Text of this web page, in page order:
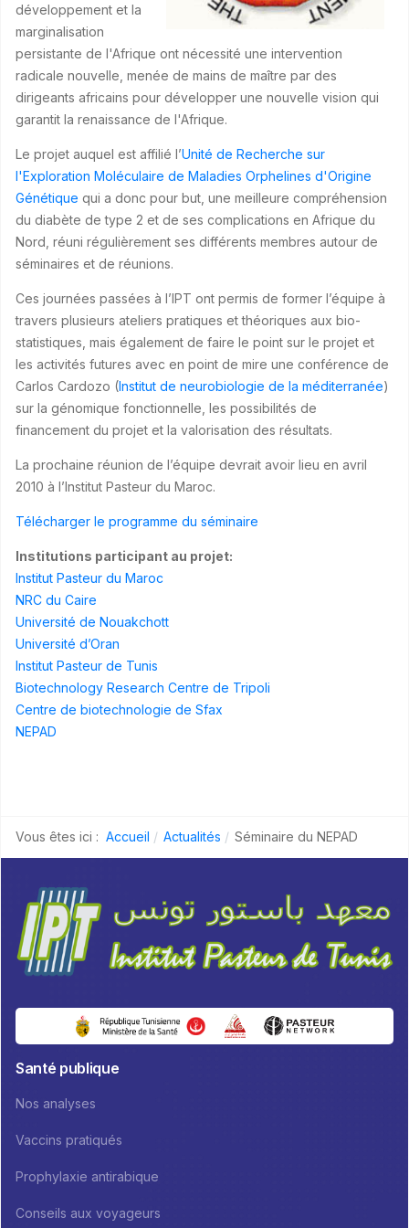
développement et la
marginalisation
persistante de l'Afrique ont nécessité une intervention
radicale nouvelle, menée de mains de maître par des
dirigeants africains pour développer une nouvelle vision qui
garantit la renaissance de l'Afrique.
Le projet auquel est affilié l’Unité de Recherche sur
l'Exploration Moléculaire de Maladies Orphelines d'Origine
Génétique qui a donc pour but, une meilleure compréhension
du diabète de type 2 et de ses complications en Afrique du
Nord, réuni régulièrement ses différents membres autour de
séminaires et de réunions.
Ces journées passées à l’IPT ont permis de former l’équipe à
travers plusieurs ateliers pratiques et théoriques aux bio-
statistiques, mais également de faire le point sur le projet et
les activités futures avec en point de mire une conférence de
Carlos Cardozo (Institut de neurobiologie de la méditerranée)
sur la génomique fonctionnelle, les possibilités de
financement du projet et la valorisation des résultats.
La prochaine réunion de l’équipe devrait avoir lieu en avril
2010 à l’Institut Pasteur du Maroc.
Télécharger le programme du séminaire
Institutions participant au projet:
Institut Pasteur du Maroc
NRC du Caire
Université de Nouakchott
Université d’Oran
Institut Pasteur de Tunis
Biotechnology Research Centre de Tripoli
Centre de biotechnologie de Sfax
NEPAD
Vous êtes ici : Accueil Actualités Séminaire du NEPAD
Santé publique
Nos analyses
Vaccins pratiqués
Prophylaxie antirabique
Conseils aux voyageurs